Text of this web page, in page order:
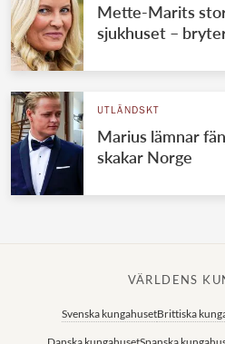
Mette-Marits
sjukhuset –
UTLÄNDSKT
Marius lämnar
skakar Norge
VÄRLDENS
Svenska kungahusetBrittiska